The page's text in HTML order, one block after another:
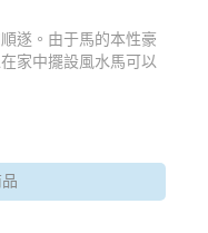
遂。由于馬的本性豪
家中擺設風水馬可以
品